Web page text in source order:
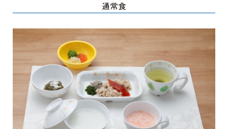
通常食